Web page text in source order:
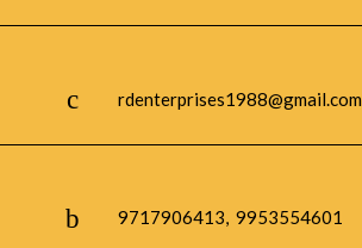
rdenterprises1988@gmail.com
9717906413, 9953554601